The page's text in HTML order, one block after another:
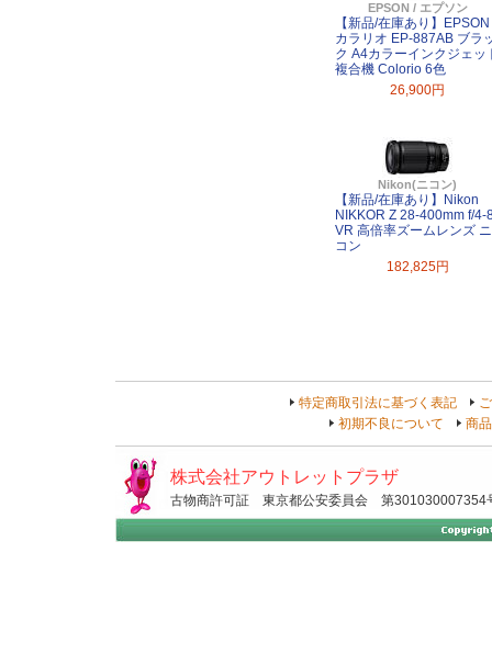
EPSON / エプソン
【新品/在庫あり】EPSON
カラリオ EP-887AB ブラ
ク A4カラーインクジェッ
複合機 Colorio 6色
26,900円
Nikon(ニコン)
【新品/在庫あり】Nikon
NIKKOR Z 28-400mm f/4-
VR 高倍率ズームレンズ ニ
コン
182,825円
特定商取引法に基づく表記
初期不良について
商
株式会社アウトレットプラザ
古物商許可証 東京都公安委員会 第301030007354